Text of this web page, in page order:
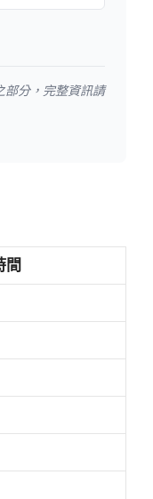
分，完整資訊請
間